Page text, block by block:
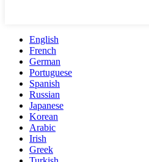
English
French
German
Portuguese
Spanish
Russian
Japanese
Korean
Arabic
Irish
Greek